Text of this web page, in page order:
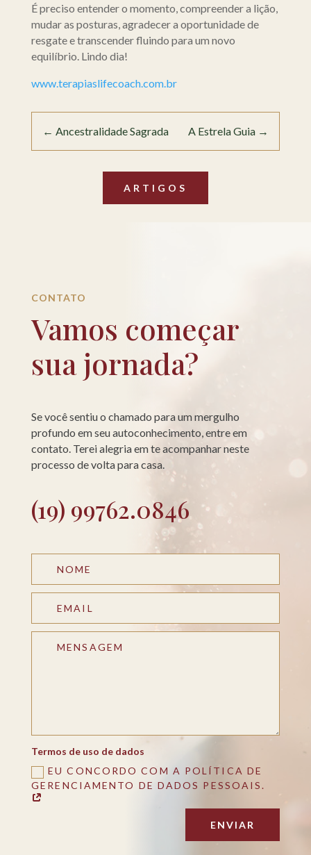
É preciso entender o momento, compreender a lição,
mudar as posturas, agradecer a oportunidade de
resgate e transcender fluindo para um novo
equilíbrio. Lindo dia!
www.terapiaslifecoach.com.br
← Ancestralidade Sagrada A Estrela Guia →
ARTIGOS
CONTATO
Vamos começar
sua jornada?
Se você sentiu o chamado para um mergulho
profundo em seu autoconhecimento, entre em
contato. Terei alegria em te acompanhar neste
processo de volta para casa.
(19) 99762.0846
Termos de uso de dados
EU CONCORDO COM A POLÍTICA DE
GERENCIAMENTO DE DADOS PESSOAIS.
ENVIAR